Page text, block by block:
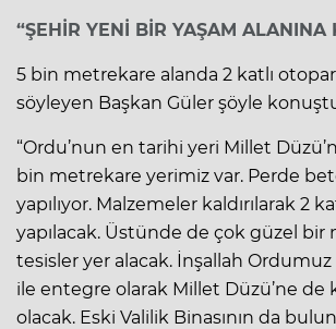
“ŞEHİR YENİ BİR YAŞAM ALANINA
5 bin metrekare alanda 2 katlı
söyleyen Başkan Güler şöyle
“Ordu’nun en tarihi yeri Millet
bin metrekare yerimiz var. Perde
yapılıyor. Malzemeler kaldırılarak 2
yapılacak. Üstünde de çok güzel bir
tesisler yer alacak. İnşallah
ile entegre olarak Millet Düzü’ne de
olacak. Eski Valilik Binasının da